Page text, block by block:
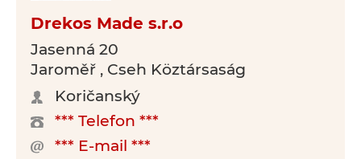
Drekos Made s.r.o
Jasenná 20
Jaroměř , Cseh Köztársaság
Koričanský
*** Telefon ***
*** E-mail ***